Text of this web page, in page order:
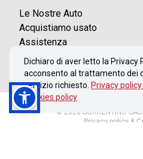
Le Nostre Auto
Acquistiamo usato
Assistenza
Contatti
Dichiaro di aver letto la Privacy
acconsento al trattamento dei
servizio richiesto. Privacy policy
Cookies policy
© 2026 SORRENTINO
Privacy policy &